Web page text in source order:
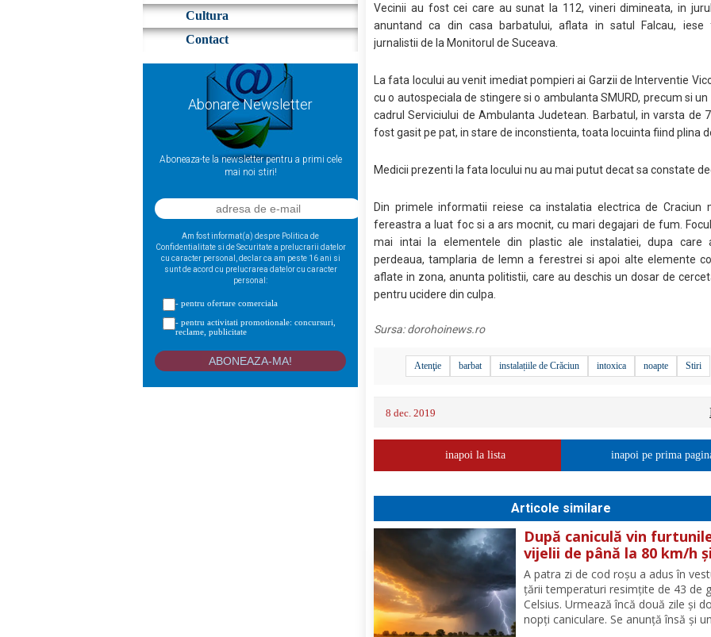
Cultura
Contact
Abonare Newsletter
Aboneaza-te la newsletter pentru a primi cele
mai noi stiri!
Am fost informat(a) despre Politica de
Confidentialitate si de Securitate a prelucrarii datelor
cu caracter personal, declar ca am peste 16 ani si
sunt de acord cu prelucrarea datelor cu caracter
personal:
- pentru ofertare comerciala
- pentru activitati promotionale: concursuri,
reclame, publicitate
Vecinii au fost cei care au sunat la 112, vineri dimineata, in
anuntand ca din casa barbatului, aflata in satul Falcau, iese
jurnalistii de la Monitorul de Suceava.
La fata locului au venit imediat pompieri ai Garzii de Interventie
cu o autospeciala de stingere si o ambulanta SMURD, precum si un
cadrul Serviciului de Ambulanta Judetean. Barbatul, in varsta de
fost gasit pe pat, in stare de inconstienta, toata locuinta fiind plina
Medicii prezenti la fata locului nu au mai putut decat sa constate
Din primele informatii reiese ca instalatia electrica de Craciun
fereastra a luat foc si a ars mocnit, cu mari degajari de fum.
mai intai la elementele din plastic ale instalatiei, dupa
perdeaua, tamplaria de lemn a ferestrei si apoi alte elemente
aflate in zona, anunta politistii, care au deschis un dosar de
pentru ucidere din culpa.
Sursa:dorohoinews.ro
Atenţie barbat instalațiile de Crăciun intoxica noapte Stiri
8 dec. 2019
inapoi la lista inapoi pe prima
Articole similare
După caniculă vin
vijelii de până la 80 km/h și
ploi puternice în mai
zone
A patra zi de cod roşu a adus în
ţării temperaturi resimţite de 43 de
Celsius. Urmează încă două zile şi
nopţi caniculare. Se anunţă însă şi un